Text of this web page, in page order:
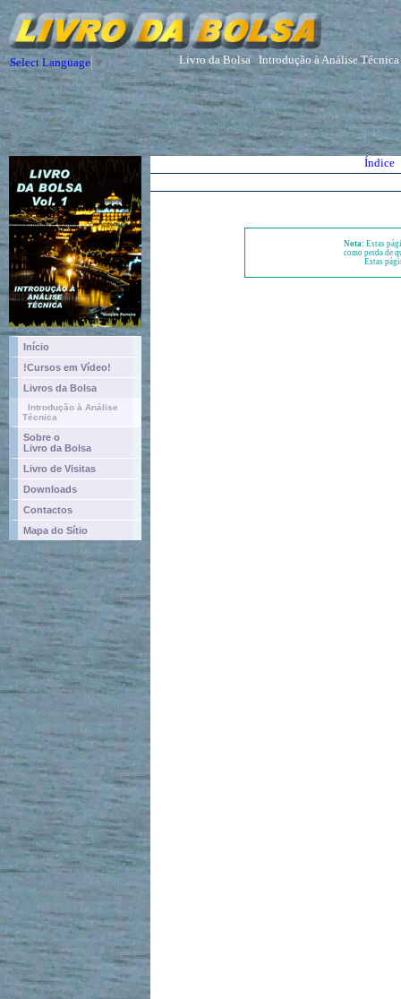
Select Language ▼ Livro da Bolsa Introdução à Análise Técnica
Início
!Cursos em Vídeo!
Livros da Bolsa
Introdução à Análise
Técnica
Sobre o
Livro da Bolsa
Livro de Visitas
Downloads
Contactos
Mapa do Sítio
Índice
Nota: Estas
como perda de
Estas